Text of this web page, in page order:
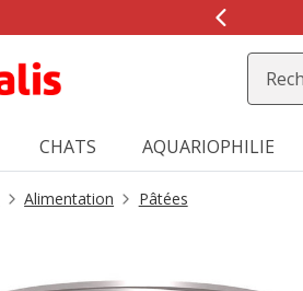
de
message,
CHATS AQUARIOPHILIE
Alimentation
Pâtées